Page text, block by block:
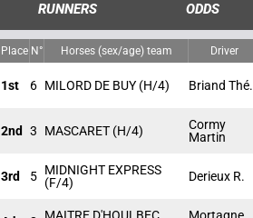
RUNNERS ODDS
Place N° Horses (sex/age) team Driver
1st 6 MILORD DE BUY (H/4) Briand Thé.
2nd 3 MASCARET (H/4)
Cormy
Martin
3rd 5 MIDNIGHT EXPRESS
(F/4)
Derieux R.